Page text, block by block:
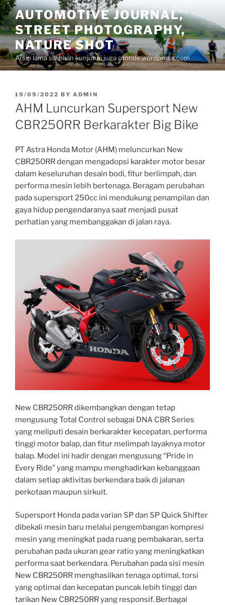
Skip
to
content
AUTOMOTIVE JOURNAL,
STREET PHOTOGRAPHY,
NATURE SHOT
Arsip lama silahkan kunjungi juga otoride.wordpress.com
POSTED
ON
19/09/2022 BY ADMIN
AHM Luncurkan Supersport New
CBR250RR Berkarakter Big Bike
PT Astra Honda Motor (AHM) meluncurkan New
CBR250RR dengan mengadopsi karakter motor besar
dalam keseluruhan desain bodi, fitur berlimpah, dan
performa mesin lebih bertenaga. Beragam perubahan
pada supersport 250cc ini mendukung penampilan dan
gaya hidup pengendaranya saat menjadi pusat
perhatian yang membanggakan di jalan raya.
New CBR250RR dikembangkan dengan tetap
mengusung Total Control sebagai DNA CBR Series
yang meliputi desain berkarakter kecepatan, performa
tinggi motor balap, dan fitur melimpah layaknya motor
balap. Model ini hadir dengan mengusung “Pride in
Every Ride” yang mampu menghadirkan kebanggaan
dalam setiap aktivitas berkendara baik di jalanan
perkotaan maupun sirkuit.
Supersport Honda pada varian SP dan SP Quick Shifter
dibekali mesin baru melalui pengembangan kompresi
mesin yang meningkat pada ruang pembakaran, serta
perubahan pada ukuran gear ratio yang meningkatkan
performa saat berkendara. Perubahan pada sisi mesin
New CBR250RR menghasilkan tenaga optimal, torsi
yang optimal dan kecepatan puncak lebih tinggi dan
tarikan New CBR250RR yang responsif. Berbagai